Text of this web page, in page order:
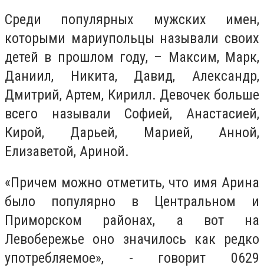
Среди популярных мужских имен,
которыми мариупольцы называли своих
детей в прошлом году, – Максим, Марк,
Даниил, Никита, Давид, Александр,
Дмитрий, Артем, Кирилл. Девочек больше
всего называли Софией, Анастасией,
Кирой, Дарьей, Марией, Анной,
Елизаветой, Ариной.
«Причем можно отметить, что имя Арина
было популярно в Центральном и
Приморском районах, а вот на
Левобережье оно значилось как редко
употребляемое», - говорит 0629